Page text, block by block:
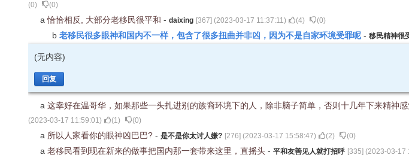
(0) (0)
a恰恰相反, 大部分老移民很平和 - daixing [367] (2023-03-17 11:37:11) (4) (0)
b 老移民很多眼神和国内不一样，包含了很多扭曲并非凶，因为不是自家环境受罪呢 - 移民精神很
(无内容)
回复
a 这幸好在温哥华，如果那些一头扎进别的族裔环境下的人，除非脑子简单，否则十几年下来精神
(2023-03-17 11:59:01) (1) (0)
a 所以人家看你的眼神凶巴巴? - 是不是你太讨人嫌? [276] (2023-03-17 15:58:47) (2) (0)
a 老移民看到现在新来的做事把国内那一套带来这里，直摇头 - 平和友善见人就打招呼 [335] (2023-03-17